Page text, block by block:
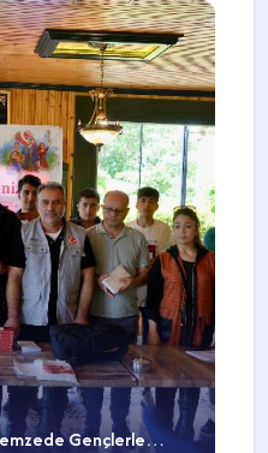
Gençlerle